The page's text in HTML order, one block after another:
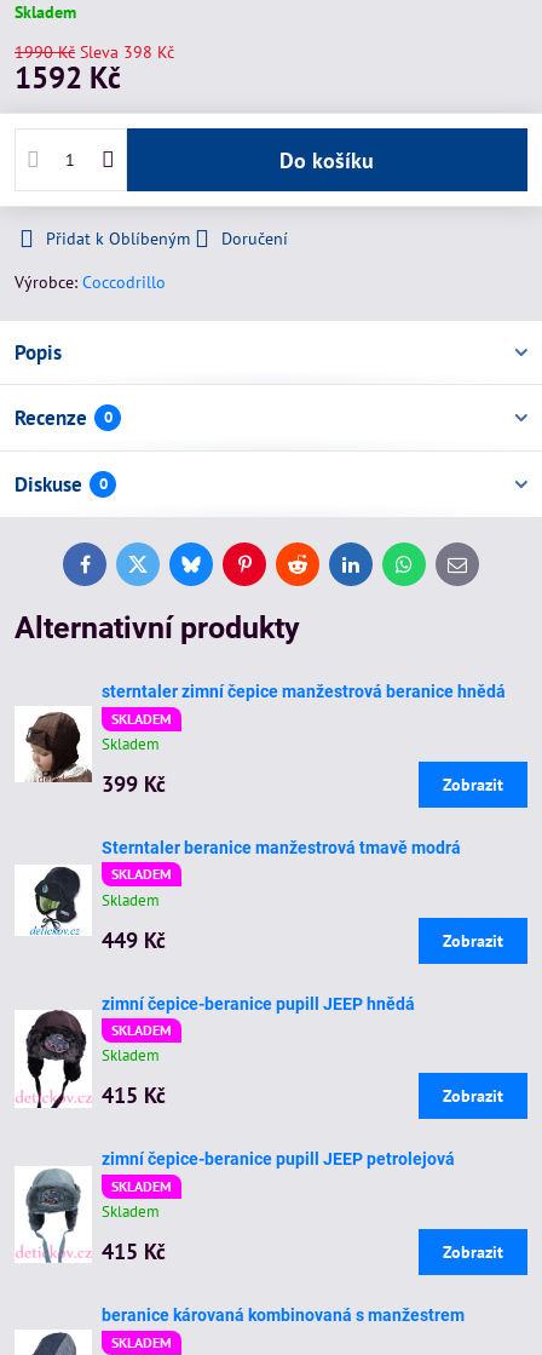
Skladem
1990 Kč Sleva 398 Kč
1592 Kč
Do košíku
Přidat k Oblíbeným
Doručení
Výrobce: Coccodrillo
Popis
Recenze 0
Diskuse 0
FacebookTwitterBlueskyPinterestReddit LinkedInWhatsApp
E-
mail
Alternativní produkty
sterntaler zimní čepice manžestrová beranice hnědá
SKLADEM
Skladem
399 Kč Zobrazit
Sterntaler beranice manžestrová tmavě modrá
SKLADEM
Skladem
449 Kč Zobrazit
zimní čepice-beranice pupill JEEP hnědá
SKLADEM
Skladem
415 Kč Zobrazit
zimní čepice-beranice pupill JEEP petrolejová
SKLADEM
Skladem
415 Kč Zobrazit
beranice károvaná kombinovaná s manžestrem
SKLADEM